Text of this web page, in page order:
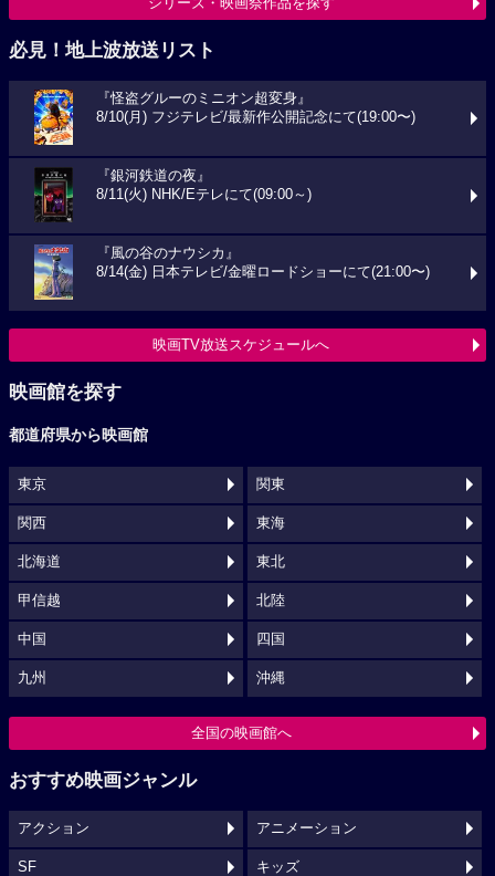
必見！地上波放送リスト
『怪盗グルーのミニオン超変身』
8/10(月) フジテレビ/最新作公開記念にて(19:00〜)
『銀河鉄道の夜』
8/11(火) NHK/Eテレにて(09:00～)
『風の谷のナウシカ』
8/14(金) 日本テレビ/金曜ロードショーにて(21:00〜)
映画TV放送スケジュールへ
映画館を探す
都道府県から映画館
東京 関東
関西 東海
北海道 東北
甲信越 北陸
中国 四国
九州 沖縄
全国の映画館へ
おすすめ映画ジャンル
アクション アニメーション
SF キッズ